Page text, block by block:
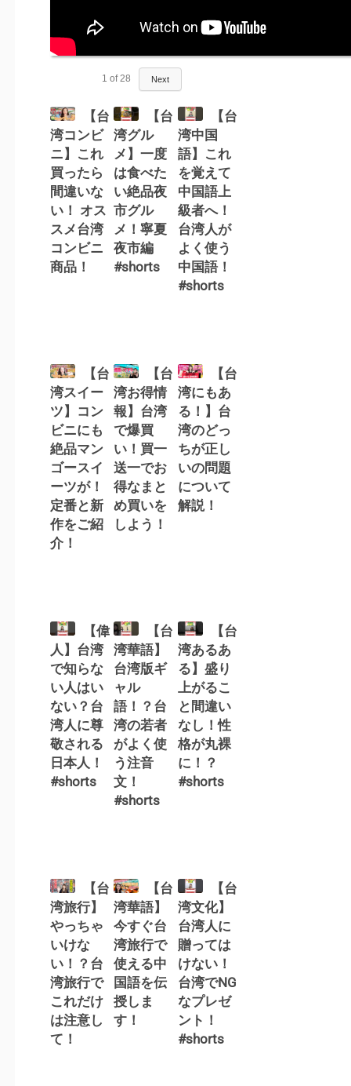
1 of 28 Next
【台
湾コンビ
ニ】これ
買ったら
間違いな
い！ オス
スメ台湾
コンビニ
商品！
【台
湾グル
メ】一度
は食べた
い絶品夜
市グル
メ！寧夏
夜市編
#shorts
【台
湾中国
語】これ
を覚えて
中国語上
級者へ！
台湾人が
よく使う
中国語！
#shorts
【台
湾スイー
ツ】コン
ビニにも
絶品マン
ゴースイ
ーツが！
定番と新
作をご紹
介！
【台
湾お得情
報】台湾
で爆買
い！買一
送一でお
得なまと
め買いを
しよう！
【台
湾にもあ
る！】台
湾のどっ
ちが正し
いの問題
について
解説！
【偉
人】台湾
で知らな
い人はい
ない？台
湾人に尊
敬される
日本人！
#shorts
【台
湾華語】
台湾版ギ
ャル
語！？台
湾の若者
がよく使
う注音
文！
#shorts
【台
湾あるあ
る】盛り
上がるこ
と間違い
なし！性
格が丸裸
に！？
#shorts
【台
湾旅行】
やっちゃ
いけな
い！？台
湾旅行で
これだけ
は注意し
て！
【台
湾華語】
今すぐ台
湾旅行で
使える中
国語を伝
授しま
す！
【台
湾文化】
台湾人に
贈っては
けない！
台湾でNG
なプレゼ
ント！
#shorts